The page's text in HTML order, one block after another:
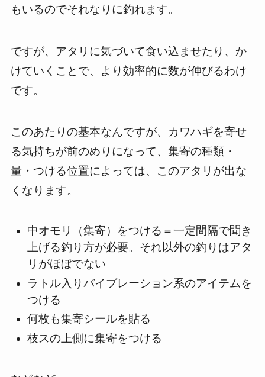
もいるのでそれなりに釣れます。
ですが、アタリに気づいて食い込ませたり、か
けていくことで、より効率的に数が伸びるわけ
です。
このあたりの基本なんですが、カワハギを寄せ
る気持ちが前のめりになって、集寄の種類・
量・つける位置によっては、このアタリが出な
くなります。
中オモリ（集寄）をつける＝一定間隔で聞き
上げる釣り方が必要。それ以外の釣りはアタ
リがほぼでない
ラトル入りバイブレーション系のアイテムを
つける
何枚も集寄シールを貼る
枝スの上側に集寄をつける